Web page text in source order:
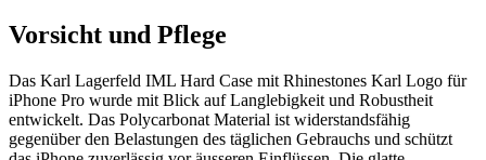
Vorsicht und Pflege
Das Karl Lagerfeld IML Hard Case mit Rhinestones Karl Logo für
iPhone Pro wurde mit Blick auf Langlebigkeit und Robustheit
entwickelt. Das Polycarbonat Material ist widerstandsfähig
gegenüber den Belastungen des täglichen Gebrauchs und schützt